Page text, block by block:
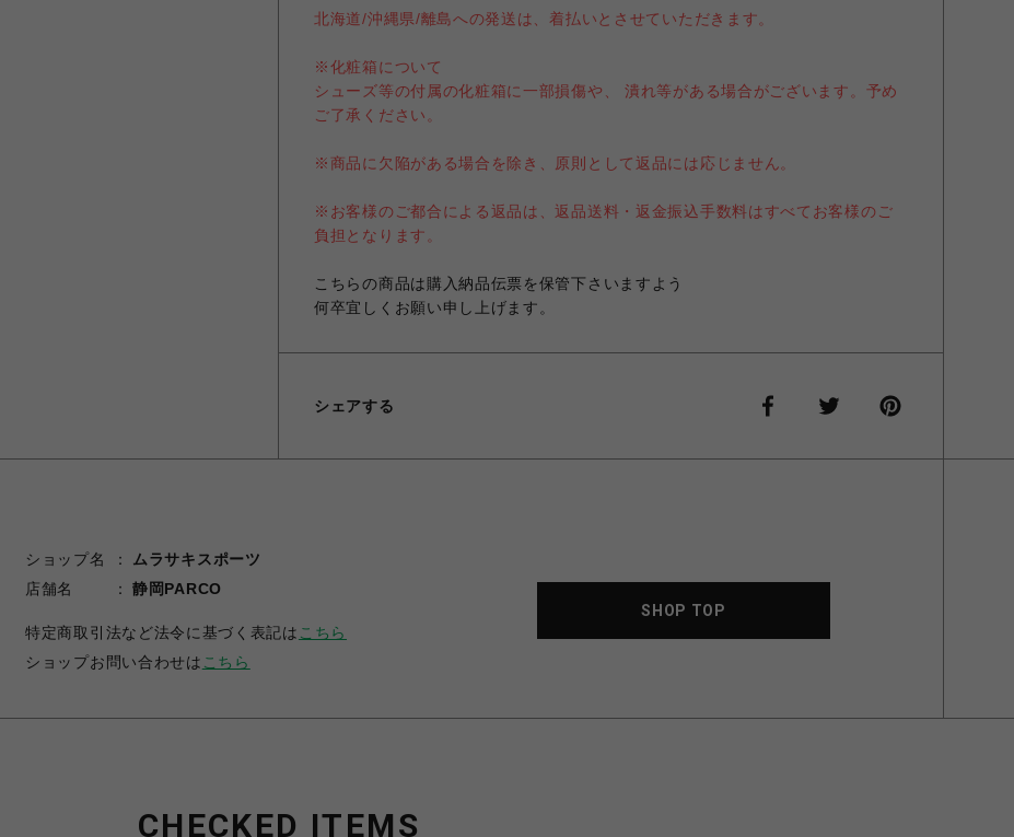
北海道/沖縄県/離島への発送は、着払いとさせていただきます。
※化粧箱について
シューズ等の付属の化粧箱に一部損傷や、 潰れ等がある場合がございます。予め
ご了承ください。
※商品に欠陥がある場合を除き、原則として返品には応じません。
※お客様のご都合による返品は、返品送料・返金振込手数料はすべてお客様のご
負担となります。
こちらの商品は購入納品伝票を保管下さいますよう
何卒宜しくお願い申し上げます。
シェアする
ショップ名
ムラサキスポーツ
店舗名
静岡PARCO
特定商取引法など法令に基づく表記は こちら
ショップお問い合わせは こちら
SHOP TOP
CHECKED ITEMS